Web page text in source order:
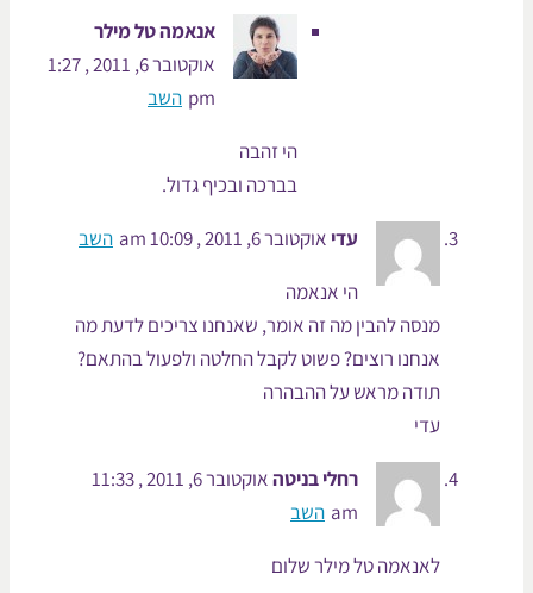
אנאמה טל מילר
אוקטובר 6, 2011 , 1:27
השב
בברכה ובכיף גדול.
עדי אוקטובר 6, 2011 , 10:09 am השב
הי אנאמה
מנסה להבין מה זה אומר, שאנחנו צריכים לדעת מה
אנחנו רוצים? פשוט לקבל החלטה ולפעול בהתאם?
תודה מראש על ההבהרה
רחלי בניטה
אוקטובר 6, 2011 , 11:33
am
השב
לאנאמה טל מילר שלום